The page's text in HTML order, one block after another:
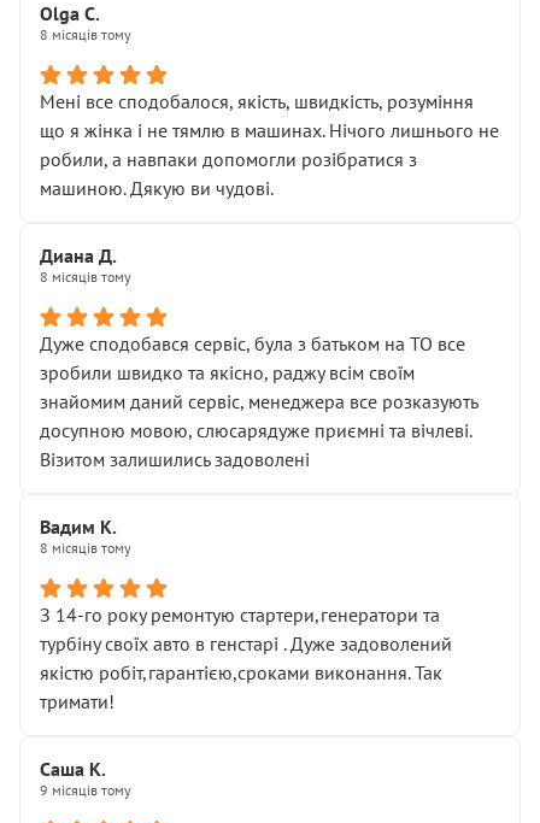
Стосовно комунікації - все добре
Olga С.
8 місяців тому
Мені все сподобалося, якість, швидкість, розуміння
що я жінка і не тямлю в машинах. Нічого лишнього не
робили, а навпаки допомогли розібратися з
машиною. Дякую ви чудові.
Диана Д.
8 місяців тому
Дуже сподобався сервіс, була з батьком на ТО все
зробили швидко та якісно, раджу всім своїм
знайомим даний сервіс, менеджера все розказують
досупною мовою, слюсарядуже приємні та вічлеві.
Візитом залишились задоволені
Вадим К.
8 місяців тому
З 14-го року ремонтую стартери,генератори та
турбіну своїх авто в генстарі . Дуже задоволений
якістю робіт,гарантією,сроками виконання. Так
тримати!
Саша К.
9 місяців тому